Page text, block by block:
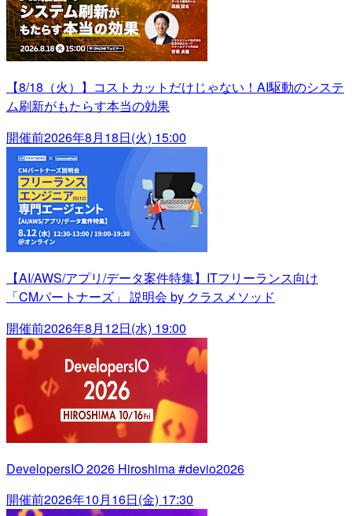
【8/18（火）】コストカットだけじゃない！AI駆動のシステ
ム刷新がもたらす本当の効果
開催前2026年8月18日(火) 15:00
【AI/AWS/アプリ/データ案件特集】ITフリーランス向け
「CMパートナーズ」 説明会 by クラスメソッド
開催前2026年8月12日(水) 19:00
DevelopersIO 2026 Hiroshima #devio2026
開催前2026年10月16日(金) 17:30